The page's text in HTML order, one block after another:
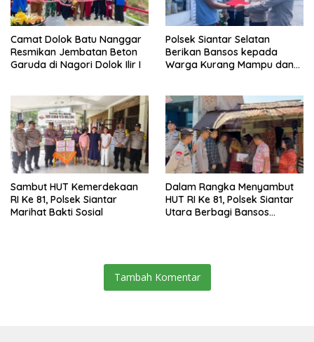
Camat Dolok Batu Nanggar
Resmikan Jembatan Beton
Garuda di Nagori Dolok Ilir I
Polsek Siantar Selatan
Berikan Bansos kepada
Warga Kurang Mampu dan
Sambut HUT Kemerdekaan
RI Ke 81, Polsek Siantar
Marihat Bakti Sosial
Dalam Rangka Menyambut
HUT RI Ke 81, Polsek Siantar
Utara Berbagi Bansos
Tambah Komentar